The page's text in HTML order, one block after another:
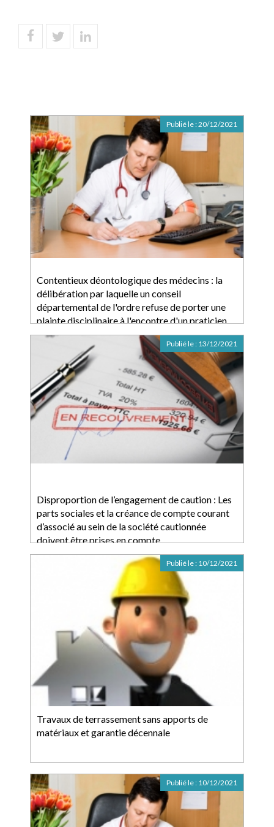
Contentieux déontologique des médecins : la
délibération par laquelle un conseil
départemental de l'ordre refuse de porter une
plainte disciplinaire à l'encontre d'un praticien
investi d'une mission de service public fait grief
au plaignant initial
Publié le :20/12/2021
Disproportion de l’engagement de caution : Les
parts sociales et la créance de compte courant
d’associé au sein de la société cautionnée
doivent être prises en compte
Publié le : 13/12/2021
Travaux de terrassement sans apports de
matériaux et garantie décennale
Publié le : 10/12/2021
Publié le : 10/12/2021